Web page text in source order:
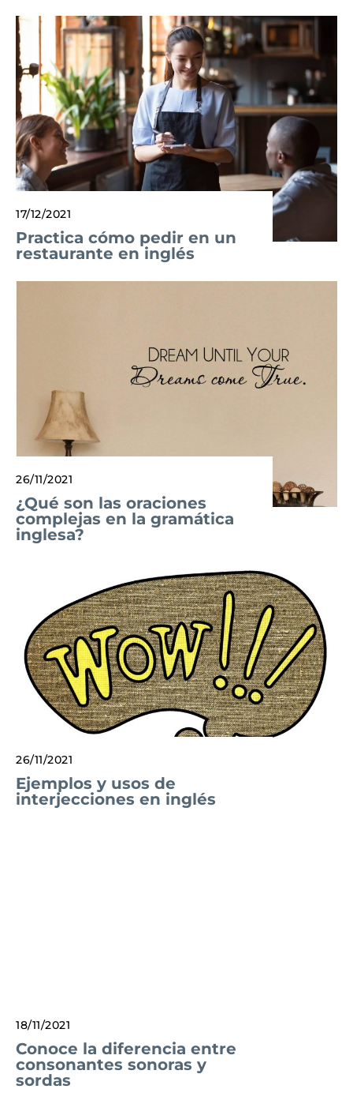
17/12/2021
Practica cómo pedir en un
restaurante en inglés
26/11/2021
¿Qué son las oraciones
complejas en la gramática
inglesa?
26/11/2021
Ejemplos y usos de
interjecciones en inglés
18/11/2021
Conoce la diferencia entre
consonantes sonoras y
sordas